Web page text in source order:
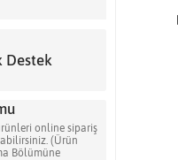
Destek
online sipariş
(Ürün
Bölümüne